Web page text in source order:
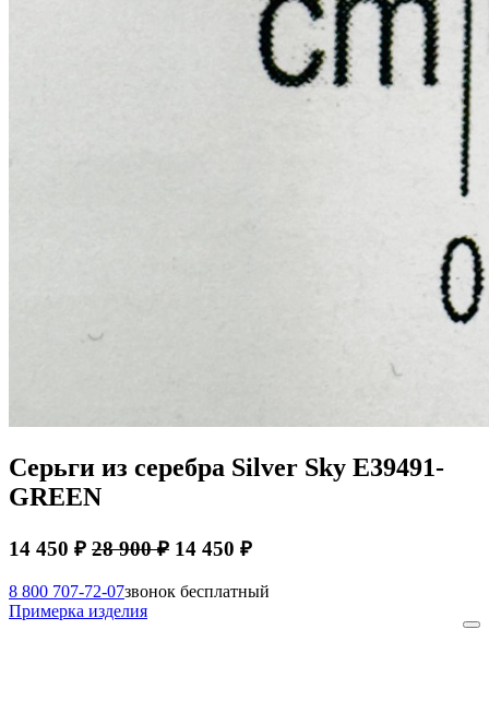
Серьги из серебра Silver Sky E39491-
GREEN
14 450 ₽ 28 900 ₽ 14 450 ₽
8 800 707-72-07звонок бесплатный
Примерка изделия